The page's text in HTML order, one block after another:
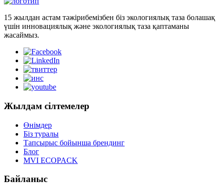
15 жылдан астам тәжірибемізбен біз экологиялық таза болашақ
үшін инновациялық және экологиялық таза қаптаманы
жасаймыз.
Жылдам сілтемелер
Өнімдер
Біз туралы
Тапсырыс бойынша брендинг
Блог
MVI ECOPACK
Байланыс